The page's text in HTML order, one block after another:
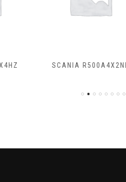
SCANIA R500A4X2NB